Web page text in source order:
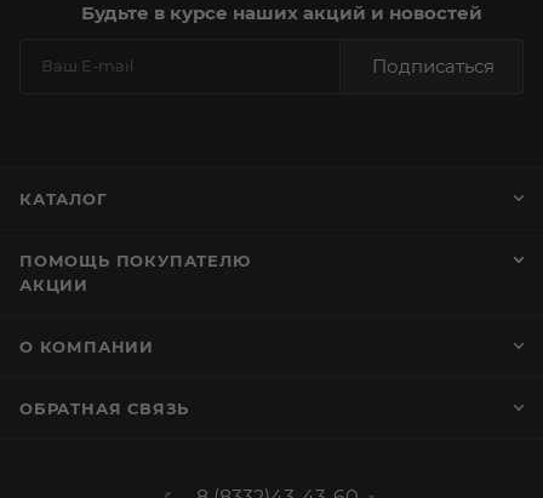
Будьте в курсе наших акций и новостей
Подписаться
КАТАЛОГ
ПОМОЩЬ ПОКУПАТЕЛЮ
АКЦИИ
О КОМПАНИИ
ОБРАТНАЯ СВЯЗЬ